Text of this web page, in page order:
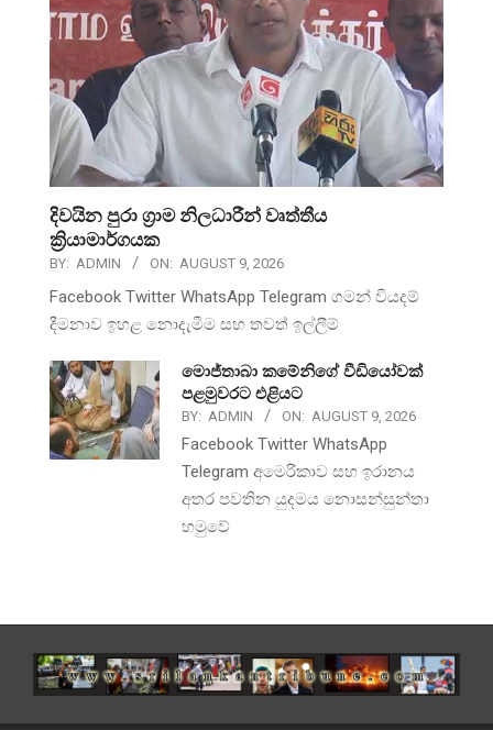
දිවයින පුරා ග්‍රාම නිලධාරීන් වෘත්තීය
ක්‍රියාමාර්ගයක
BY: ADMIN ON: AUGUST 9, 2026
Facebook Twitter WhatsApp Telegram ගමන් වියදම්
දීමනාව ඉහළ නොදැමීම සහ තවත් ඉල්ලීම්
මොජ්තාබා කමේනිගේ වීඩියෝවක්
පළමුවරට එළියට
BY: ADMIN ON: AUGUST 9, 2026
Facebook Twitter WhatsApp
Telegram අමෙරිකාව සහ ඉරානය
අතර පවතින යුදමය නොසන්සුන්තා
හමුවේ